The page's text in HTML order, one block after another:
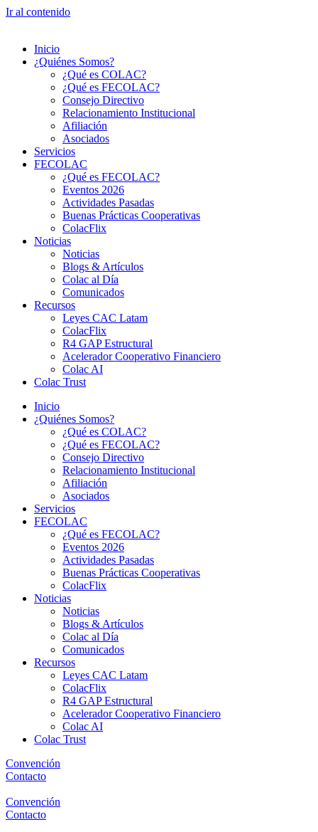
Ir al contenido
Inicio
¿Quiénes Somos?
¿Qué es COLAC?
¿Qué es FECOLAC?
Consejo Directivo
Relacionamiento Institucional
Afiliación
Asociados
Servicios
FECOLAC
¿Qué es FECOLAC?
Eventos 2026
Actividades Pasadas
Buenas Prácticas Cooperativas
ColacFlix
Noticias
Noticias
Blogs & Artículos
Colac al Día
Comunicados
Recursos
Leyes CAC Latam
ColacFlix
R4 GAP Estructural
Acelerador Cooperativo Financiero
Colac AI
Colac Trust
Inicio
¿Quiénes Somos?
¿Qué es COLAC?
¿Qué es FECOLAC?
Consejo Directivo
Relacionamiento Institucional
Afiliación
Asociados
Servicios
FECOLAC
¿Qué es FECOLAC?
Eventos 2026
Actividades Pasadas
Buenas Prácticas Cooperativas
ColacFlix
Noticias
Noticias
Blogs & Artículos
Colac al Día
Comunicados
Recursos
Leyes CAC Latam
ColacFlix
R4 GAP Estructural
Acelerador Cooperativo Financiero
Colac AI
Colac Trust
Convención
Contacto
Convención
Contacto